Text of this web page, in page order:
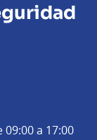
09:00 a 17:00